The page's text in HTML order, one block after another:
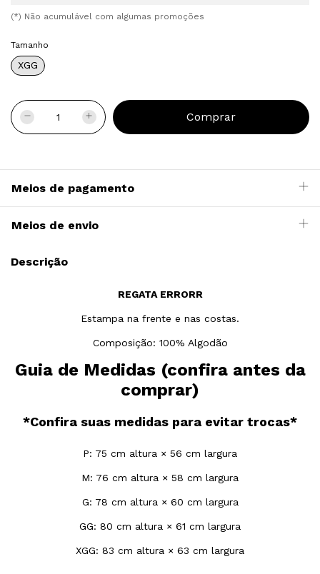
(*) Não acumulável com algumas promoções
Tamanho
XGG
Meios de pagamento
Meios de envio
Descrição
REGATA ERRORR
Estampa na frente e nas costas.
Composição: 100% Algodão
Guia de Medidas (confira antes da
comprar)
*Confira suas medidas para evitar trocas*
P: 75 cm altura × 56 cm largura
M: 76 cm altura × 58 cm largura
G: 78 cm altura × 60 cm largura
GG: 80 cm altura × 61 cm largura
XGG: 83 cm altura × 63 cm largura